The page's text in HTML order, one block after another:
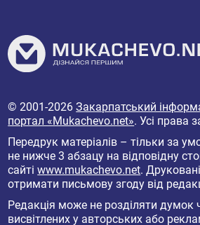
© 2001-2026Закарпатський
портал «Mukachevo.net». Усі права
Передрук матеріалів – тільки за
не нижче 3 абзацу на відповідну
сайтіwww.mukachevo.net.
отримати письмову згоду від
Редакція може не розділяти думок
висвітлених у авторських або